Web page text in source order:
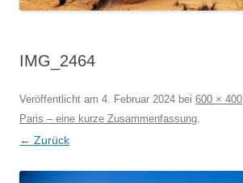
IMG_2464
Veröffentlicht am 4. Februar 2024 bei 600 × 400
Paris – eine kurze Zusammenfassung.
← Zurück